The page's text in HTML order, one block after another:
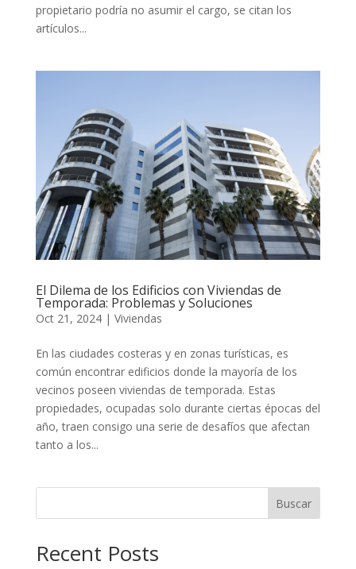
propietario podría no asumir el cargo, se citan los
artículos...
El Dilema de los Edificios con Viviendas de
Temporada: Problemas y Soluciones
Oct 21, 2024| Viviendas
En las ciudades costeras y en zonas turísticas, es
común encontrar edificios donde la mayoría de los
vecinos poseen viviendas de temporada. Estas
propiedades, ocupadas solo durante ciertas épocas del
año, traen consigo una serie de desafíos que afectan
tanto a los...
Buscar
Recent Posts